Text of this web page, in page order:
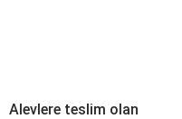
Alevlere teslim olan